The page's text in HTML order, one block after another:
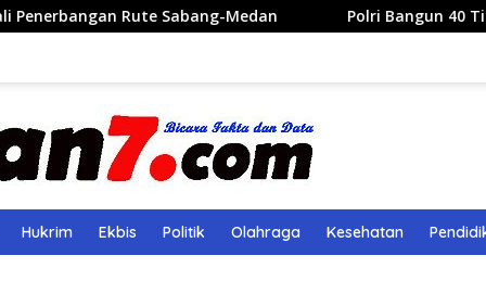
Medan Polri Bangun 40 Titik Sumur Bor untuk
Hukrim Ekbis Politik Olahraga Kesehatan